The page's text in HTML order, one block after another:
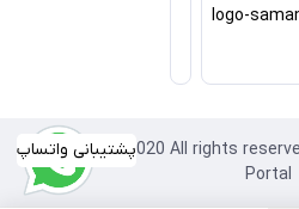
پشتیبانی واتساپ
Copyright©2020 All rights
Portal